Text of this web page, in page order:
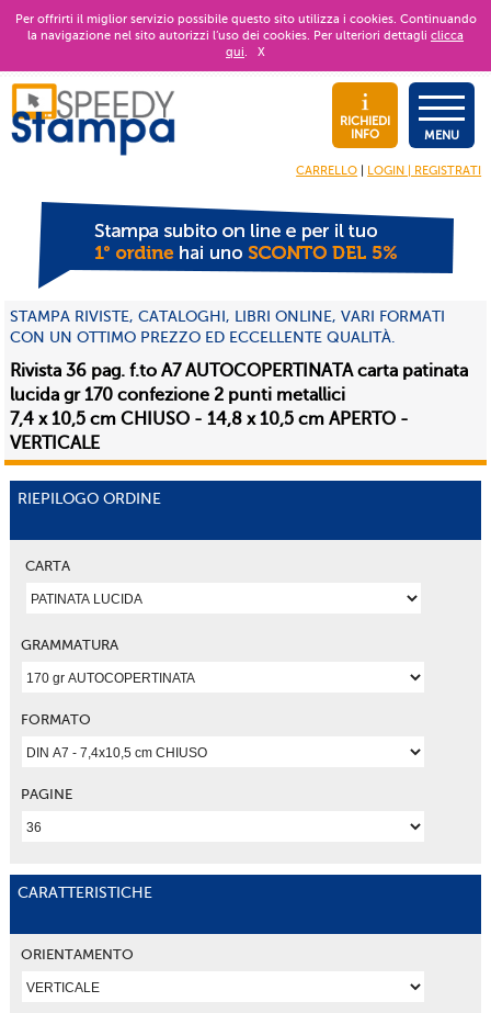
Per offrirti il miglior servizio possibile questo sito utilizza i cookies. Continuando
la navigazione nel sito autorizzi l’uso dei cookies. Per ulteriori dettagli clicca
qui. X
RICHIEDI
INFO
MENU
CARRELLO LOGIN | REGISTRATI
STAMPA RIVISTE, CATALOGHI, LIBRI ONLINE, VARI FORMATI
CON UN OTTIMO PREZZO ED ECCELLENTE QUALITÀ.
Rivista 36 pag. f.to A7 AUTOCOPERTINATA carta patinata
lucida gr 170 confezione 2 punti metallici
7,4 x 10,5 cm CHIUSO - 14,8 x 10,5 cm APERTO -
VERTICALE
RIEPILOGO ORDINE
CARTA
GRAMMATURA
FORMATO
PAGINE
CARATTERISTICHE
ORIENTAMENTO